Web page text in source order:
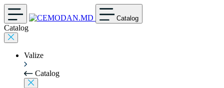
Catalog
Catalog
Valize
Catalog